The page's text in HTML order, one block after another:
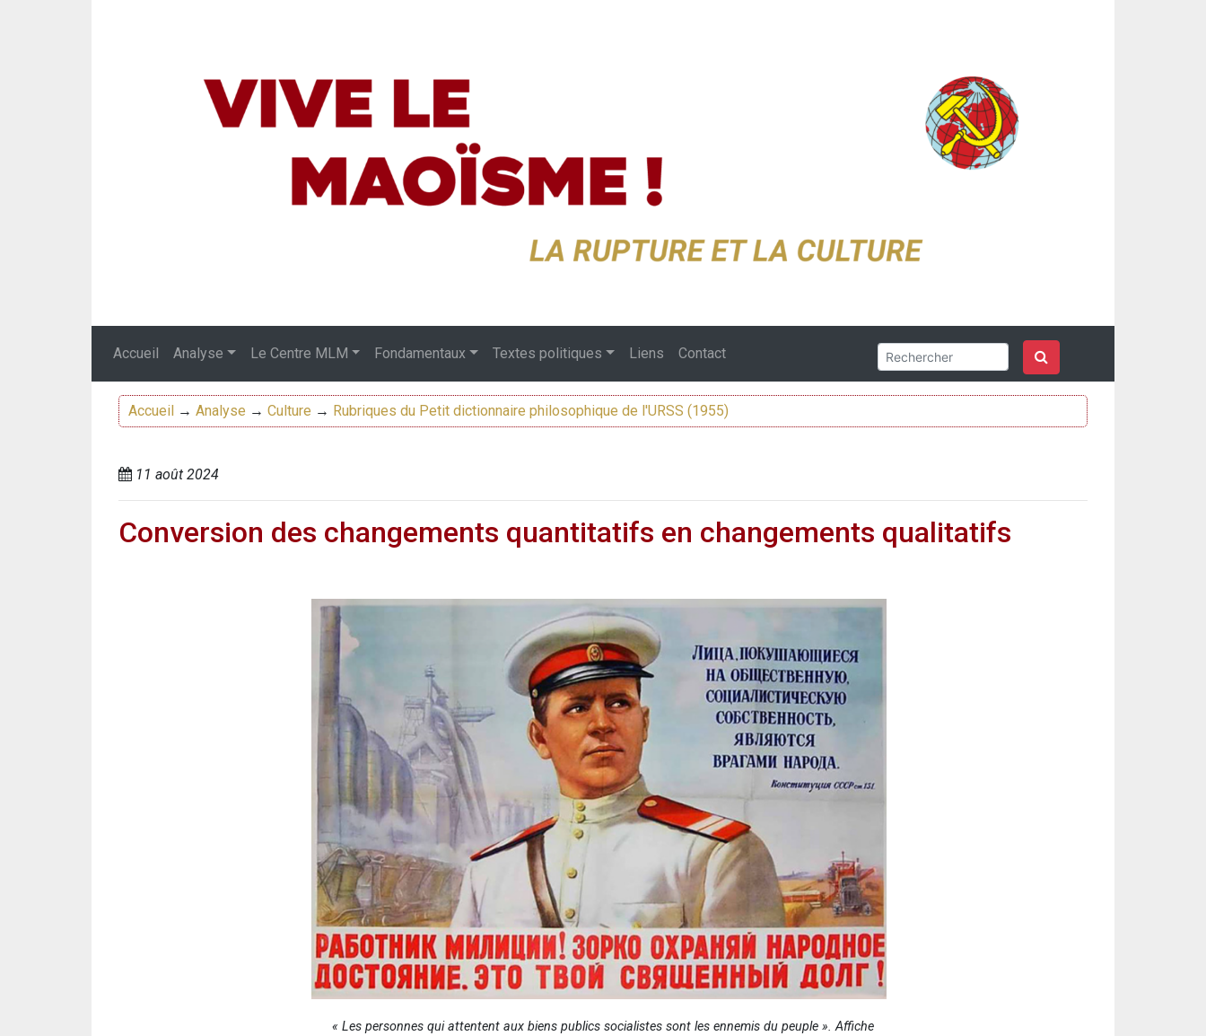
Accueil Analyse Le Centre MLM Fondamentaux Textes politiques Liens Contact
Accueil → Analyse → Culture → Rubriques du Petit dictionnaire philosophique de l'URSS (1955)
11 août 2024
Conversion des changements quantitatifs en changements qualitatifs
« Les personnes qui attentent aux biens publics socialistes sont les ennemis du peuple ». Affiche